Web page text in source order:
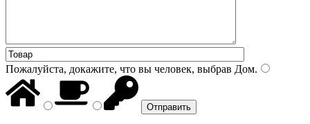
Пожалуйста, докажите, что вы человек, выбрав Дом.